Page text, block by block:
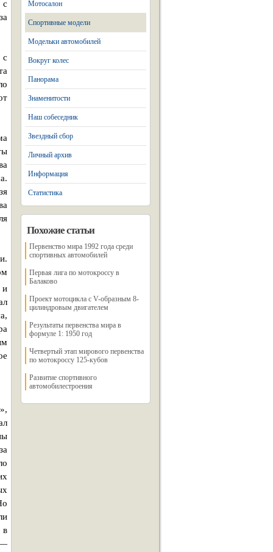
с
с
и
в
—
Мотосалон
Спортивные модели
Модельки автомобилей
Вокруг колес
Панорама
Знаменитости
Наш собеседник
Звездный сбор
Личный архив
Информация
Статистика
Похожие статьи
Первенство мира 1992 года среди
спортивных автомобилей
Первая лига по мотокроссу в
Балаково
Проект мотоцикла с V-образным 8-
цилиндровым двигателем
Результаты первенства мира в
формуле 1: 1950 год
Четвертый этап мирового первенства
по мотокроссу 125-кубов
Развитие спортивного
автомобилестроения